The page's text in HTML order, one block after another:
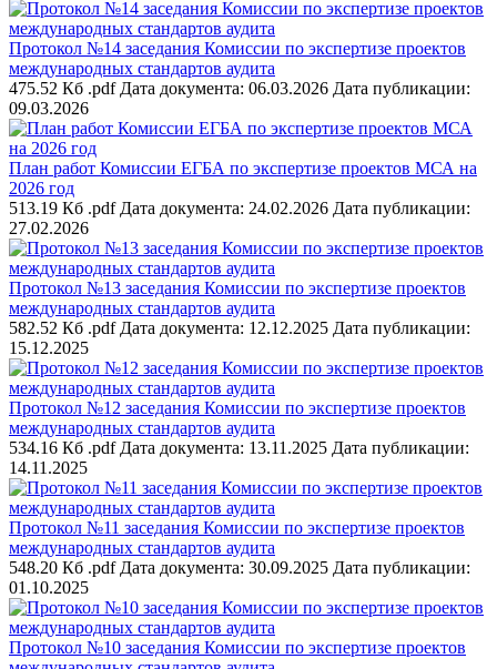
Протокол №14 заседания Комиссии по экспертизе проектов
международных стандартов аудита
475.52 Кб .pdf Дата документа: 06.03.2026 Дата публикации:
09.03.2026
План работ Комиссии ЕГБА по экспертизе проектов МСА на
2026 год
513.19 Кб .pdf Дата документа: 24.02.2026 Дата публикации:
27.02.2026
Протокол №13 заседания Комиссии по экспертизе проектов
международных стандартов аудита
582.52 Кб .pdf Дата документа: 12.12.2025 Дата публикации:
15.12.2025
Протокол №12 заседания Комиссии по экспертизе проектов
международных стандартов аудита
534.16 Кб .pdf Дата документа: 13.11.2025 Дата публикации:
14.11.2025
Протокол №11 заседания Комиссии по экспертизе проектов
международных стандартов аудита
548.20 Кб .pdf Дата документа: 30.09.2025 Дата публикации:
01.10.2025
Протокол №10 заседания Комиссии по экспертизе проектов